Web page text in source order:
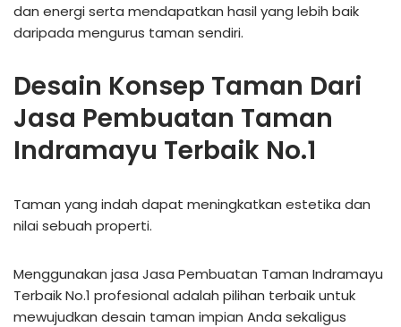
dan energi serta mendapatkan hasil yang lebih baik
daripada mengurus taman sendiri.
Desain Konsep Taman Dari
Jasa Pembuatan Taman
Indramayu Terbaik No.1
Taman yang indah dapat meningkatkan estetika dan
nilai sebuah properti.
Menggunakan jasa Jasa Pembuatan Taman Indramayu
Terbaik No.1 profesional adalah pilihan terbaik untuk
mewujudkan desain taman impian Anda sekaligus